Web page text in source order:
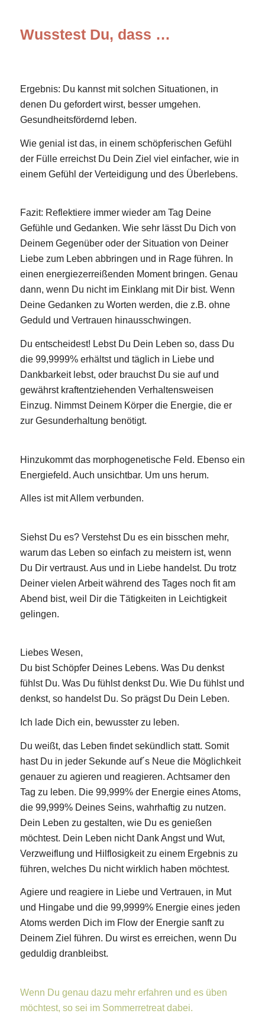
Wusstest Du, dass …
Ergebnis: Du kannst mit solchen Situationen, in
denen Du gefordert wirst, besser umgehen.
Gesundheitsfördernd leben.
Wie genial ist das, in einem schöpferischen Gefühl
der Fülle erreichst Du Dein Ziel viel einfacher, wie in
einem Gefühl der Verteidigung und des Überlebens.
Fazit: Reflektiere immer wieder am Tag Deine
Gefühle und Gedanken. Wie sehr lässt Du Dich von
Deinem Gegenüber oder der Situation von Deiner
Liebe zum Leben abbringen und in Rage führen. In
einen energiezerreißenden Moment bringen. Genau
dann, wenn Du nicht im Einklang mit Dir bist. Wenn
Deine Gedanken zu Worten werden, die z.B. ohne
Geduld und Vertrauen hinausschwingen.
Du entscheidest! Lebst Du Dein Leben so, dass Du
die 99,9999% erhältst und täglich in Liebe und
Dankbarkeit lebst, oder brauchst Du sie auf und
gewährst kraftentziehenden Verhaltensweisen
Einzug. Nimmst Deinem Körper die Energie, die er
zur Gesunderhaltung benötigt.
Hinzukommt das morphogenetische Feld. Ebenso ein
Energiefeld. Auch unsichtbar. Um uns herum.
Alles ist mit Allem verbunden.
Siehst Du es? Verstehst Du es ein bisschen mehr,
warum das Leben so einfach zu meistern ist, wenn
Du Dir vertraust. Aus und in Liebe handelst. Du trotz
Deiner vielen Arbeit während des Tages noch fit am
Abend bist, weil Dir die Tätigkeiten in Leichtigkeit
gelingen.
Liebes Wesen,
Du bist Schöpfer Deines Lebens. Was Du denkst
fühlst Du. Was Du fühlst denkst Du. Wie Du fühlst und
denkst, so handelst Du. So prägst Du Dein Leben.
Ich lade Dich ein, bewusster zu leben.
Du weißt, das Leben findet sekündlich statt. Somit
hast Du in jeder Sekunde auf´s Neue die Möglichkeit
genauer zu agieren und reagieren. Achtsamer den
Tag zu leben. Die 99,999% der Energie eines Atoms,
die 99,999% Deines Seins, wahrhaftig zu nutzen.
Dein Leben zu gestalten, wie Du es genießen
möchtest. Dein Leben nicht Dank Angst und Wut,
Verzweiflung und Hilflosigkeit zu einem Ergebnis zu
führen, welches Du nicht wirklich haben möchtest.
Agiere und reagiere in Liebe und Vertrauen, in Mut
und Hingabe und die 99,9999% Energie eines jeden
Atoms werden Dich im Flow der Energie sanft zu
Deinem Ziel führen. Du wirst es erreichen, wenn Du
geduldig dranbleibst.
Wenn Du genau dazu mehr erfahren und es üben
möchtest, so sei im Sommerretreat dabei.